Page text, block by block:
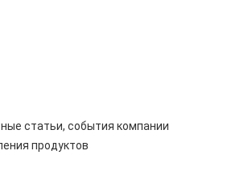
статьи, события компании
продуктов